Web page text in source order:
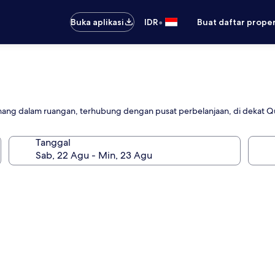
Buka aplikasi
IDR• Buat daftar
dalam ruangan, terhubung dengan pusat perbelanjaan, di dekat
Tanggal